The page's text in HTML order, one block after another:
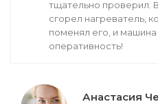
тщательно проверил.
сгорел нагреватель,
поменял его, и
оперативность!
Анастасия